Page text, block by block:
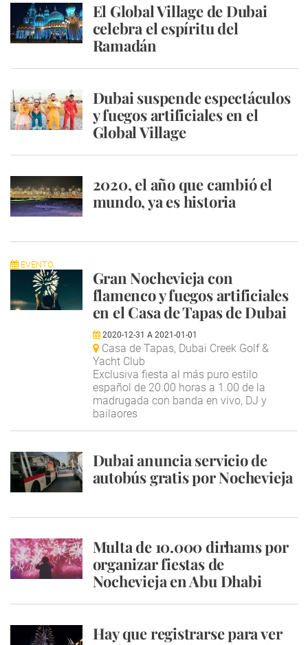
El Global Village de Dubai
celebra el espíritu del
Ramadán
Dubai suspende espectáculos
y fuegos artificiales en el
Global Village
2020, el año que cambió el
mundo, ya es historia
EVENTO
Gran Nochevieja con
flamenco y fuegos artificiales
en el Casa de Tapas de Dubai
2020-12-31 A 2021-01-01
Casa de Tapas, Dubai Creek Golf &
Yacht Club
Exclusiva fiesta al más puro estilo
español de 20.00 horas a 1.00 de la
madrugada con banda en vivo, DJ y
bailaores
Dubai anuncia servicio de
autobús gratis por Nochevieja
Multa de 10.000 dirhams por
organizar fiestas de
Nochevieja en Abu Dhabi
Hay que registrarse para ver